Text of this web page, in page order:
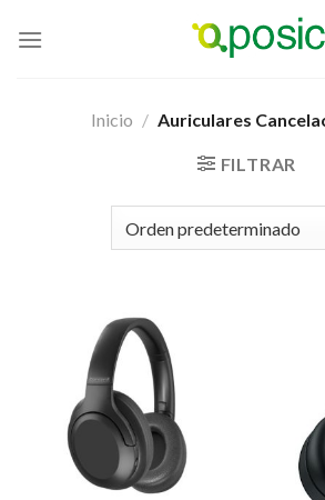
Inicio / Auriculares
FILTRAR